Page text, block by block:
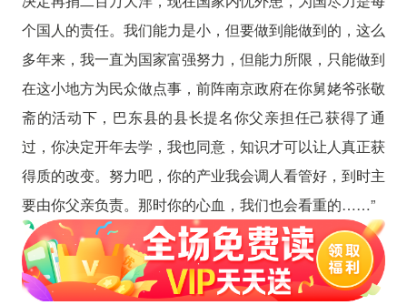
个国人的责任。我们能力是小，但要做到能做到的，这么
多年来，我一直为国家富强努力，但能力所限，只能做到
在这小地方为民众做点事，前阵南京政府在你舅姥爷张敬
斋的活动下，巴东县的县长提名你父亲担任己获得了通
过，你决定开年去学，我也同意，知识才可以让人真正获
得质的改变。努力吧，你的产业我会调人看管好，到时主
要由你父亲负责。那时你的心血，我们也会看重的……”